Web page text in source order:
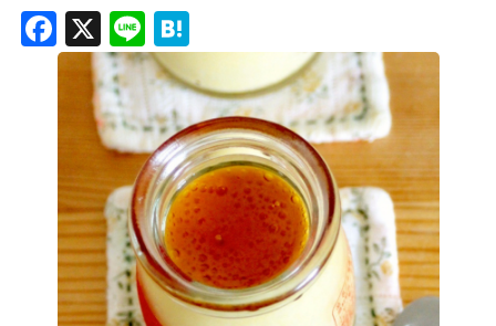
F
a
b
o
o
k
X
Li
n
e
at
e
n
a